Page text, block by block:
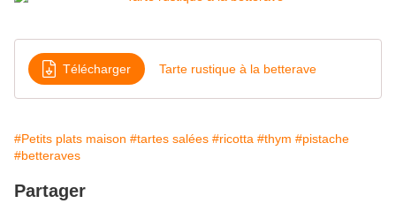
Télécharger Tarte rustique à la betterave
#Petits plats maison #tartes salées #ricotta #thym #pistache
#betteraves
Partager